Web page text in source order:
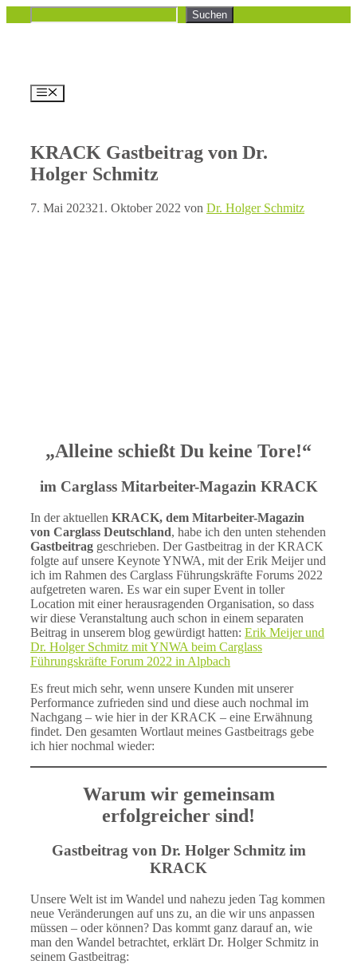
Inhalt
Suchen Suchen
Menü
KRACK Gastbeitrag von Dr.
Holger Schmitz
7. Mai 202321. Oktober 2022 von Dr. Holger Schmitz
„Alleine schießt Du keine Tore!“
im Carglass Mitarbeiter-Magazin KRACK
In der aktuellen KRACK, dem Mitarbeiter-Magazin
von Carglass Deutschland, habe ich den unten stehenden
Gastbeitrag geschrieben. Der Gastbeitrag in der KRACK
folgte auf unsere Keynote YNWA, mit der Erik Meijer und
ich im Rahmen des Carglass Führungskräfte Forums 2022
aufgetreten waren. Es war ein super Event in toller
Location mit einer herausragenden Organisation, so dass
wir diese Veranstaltung auch schon in einem separaten
Beitrag in unserem blog gewürdigt hatten: Erik Meijer und
Dr. Holger Schmitz mit YNWA beim Carglass
Führungskräfte Forum 2022 in Alpbach
Es freut mich sehr, wenn unsere Kunden mit unserer
Performance zufrieden sind und diese auch nochmal im
Nachgang – wie hier in der KRACK – eine Erwähnung
findet. Den gesamten Wortlaut meines Gastbeitrags gebe
ich hier nochmal wieder:
Warum wir gemeinsam
erfolgreicher sind!
Gastbeitrag von Dr. Holger Schmitz im
KRACK
Unsere Welt ist im Wandel und nahezu jeden Tag kommen
neue Veränderungen auf uns zu, an die wir uns anpassen
müssen – oder können? Das kommt ganz darauf an, wie
man den Wandel betrachtet, erklärt Dr. Holger Schmitz in
seinem Gastbeitrag: